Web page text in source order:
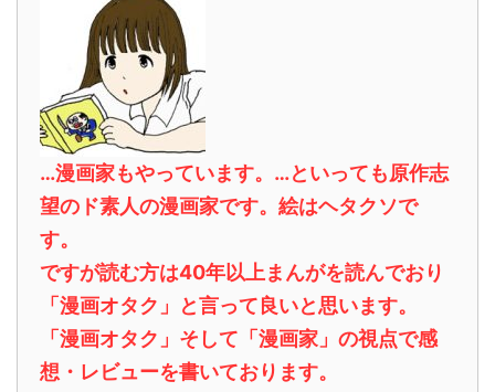
…漫画家もやっています。…といっても原作志
望のド素人の漫画家です。絵はヘタクソで
す。
ですが読む方は40年以上まんがを読んでおり
「漫画オタク」と言って良いと思います。
「漫画オタク」そして「漫画家」の視点で感
想・レビューを書いております。